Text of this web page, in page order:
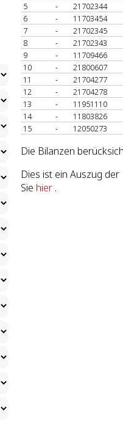
5
-
21702344
6
-
11703454
7
-
21702345
8
-
21702343
9
-
11709466
10
-
21800607
11
-
21704277
12
-
21704278
13
-
11951110
14
-
11803826
15
- 12050273
Die Bilanzen
Dies ist ein Auszug
Sie hier .